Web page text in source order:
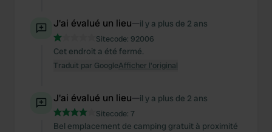
J'ai évalué un lieu—il y a plus de 2 ans
Sitecode: 92006
Cet endroit a été fermé.
Traduit par GoogleAfficher l'original
J'ai évalué un lieu—il y a plus de 2 ans
Sitecode: 7
Bel emplacement de camping gratuit à proximité